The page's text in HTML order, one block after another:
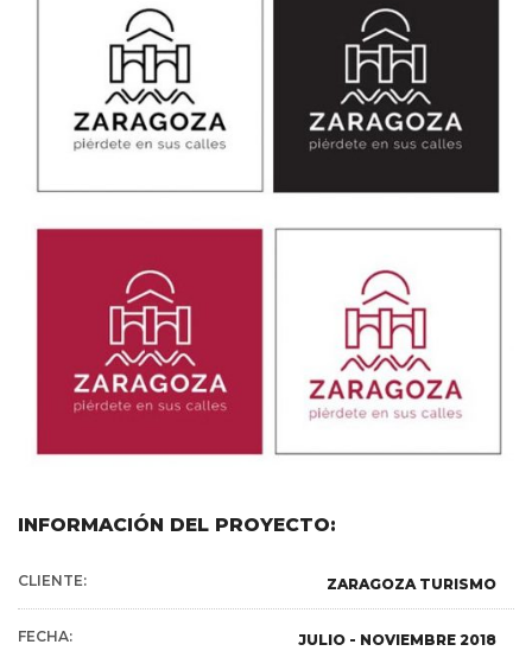
INFORMACIÓN DEL PROYECTO:
CLIENTE: ZARAGOZA TURISMO
FECHA: JULIO - NOVIEMBRE 2018